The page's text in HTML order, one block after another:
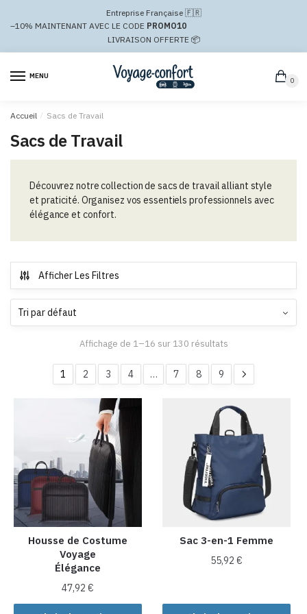
navigation
Entreprise Française 🇫🇷
–10% MAINTENANT AVEC LE CODE PROMO10
LIVRAISON OFFERTE 📦
MENU
0
Accueil / Sacs de Travail
Sacs de Travail
Découvrez notre collection de sacs de travail alliant style
et praticité. Organisez vos essentiels professionnels avec
élégance et confort.
Afficher Les Filtres
Affichage de 1–16 sur 130 résultats
1 2 3 4 … 7 8 9
Housse de Costume
Voyage
Élégance
47,92€
Sac 3-en-1 Femme
55,92€
produit